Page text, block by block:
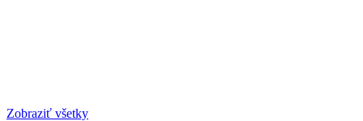
Zobraziť všetky